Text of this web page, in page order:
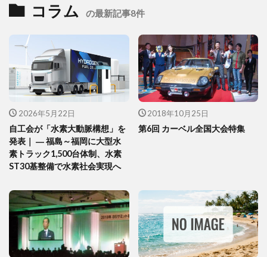
コラム の最新記事8件
2026年5月22日
自工会が「水素大動脈構想」を
発表｜ ― 福島～福岡に大型水
素トラック1,500台体制、水素
ST30基整備で水素社会実現へ
2018年10月25日
第6回 カーベル全国大会特集